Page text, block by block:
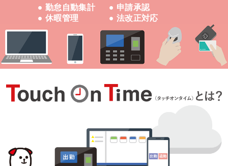
● 勤怠自動集計
● 申請承認
● 休暇管理
● 法改正対応